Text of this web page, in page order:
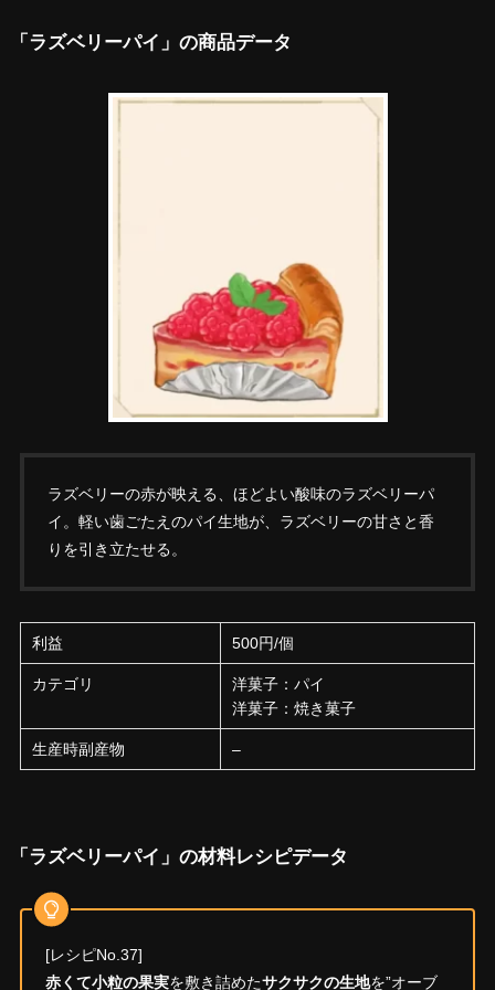
「ラズベリーパイ」の商品データ
ラズベリーの赤が映える、ほどよい酸味のラズベリーパ
イ。軽い歯ごたえのパイ生地が、ラズベリーの甘さと香
りを引き立たせる。
利益 500円/個
カテゴリ
洋菓子：パイ
洋菓子：焼き菓子
生産時副産物 –
「ラズベリーパイ」の材料レシピデータ
[レシピNo.37]
赤くて小粒の果実を敷き詰めたサクサクの生地を”オーブ